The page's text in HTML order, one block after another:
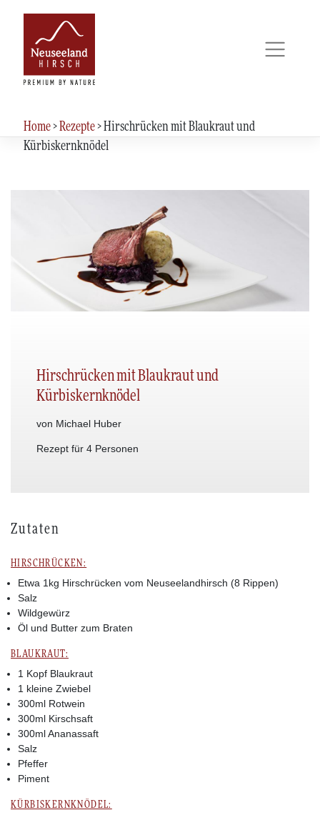
content
Home> Rezepte> Hirschrücken mit Blaukraut und
Kürbiskernknödel
Hirschrücken mit Blaukraut und
Kürbiskernknödel
von Michael Huber
Rezept für 4 Personen
Zutaten
HIRSCHRÜCKEN:
Etwa 1kg Hirschrücken vom Neuseelandhirsch (8 Rippen)
Salz
Wildgewürz
Öl und Butter zum Braten
BLAUKRAUT:
1 Kopf Blaukraut
1 kleine Zwiebel
300ml Rotwein
300ml Kirschsaft
300ml Ananassaft
Salz
Pfeffer
Piment
KÜRBISKERNKNÖDEL: